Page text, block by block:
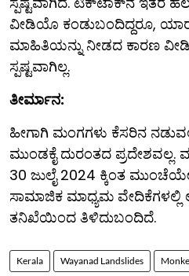
ವೀಡಿಯೊ ಕಂಡುಬಂದಿದ್ದರೂ,
ಮಾಹಿತಿಯನ್ನು ನೀಡದ ಕಾರಣ
ಸ್ಪಷ್ಟವಾಗಿಲ್ಲ.
ತೀರ್ಮಾನ:
ಹೀಗಾಗಿ ಮಂಗಗಳು ಕೆಸರಿನ
ಮುಂಡಕೈ ದುರಂತದ
30 ಜುಲೈ 2024 ಕ್ಕಿಂತ
ಸಾಮಾಜಿಕ ಮಾಧ್ಯಮ
ತನಿಖೆಯಿಂದ ತಿಳಿದುಬಂದಿದೆ.
Kerala Wayanad Landslides